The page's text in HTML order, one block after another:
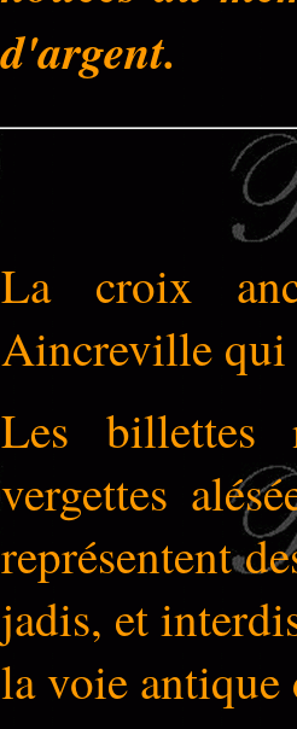
d'argent.
La croix
Aincreville qui
Les billettes
vergettes
représentent
jadis, et
la voie antique